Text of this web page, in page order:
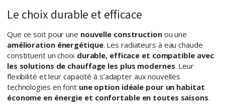
Le choix durable et efficace
Que ce soit pour une nouvelle constructionou une
amélioration énergétique. Les radiateurs à eau chaude
constituent un choix durable, efficace et compatible avec
les solutions de chauffage les plus modernes. Leur
flexibilité et leur capacité à s’adapter aux nouvelles
technologies en font une option idéale pour un habitat
économe en énergie et confortable en toutes saisons.